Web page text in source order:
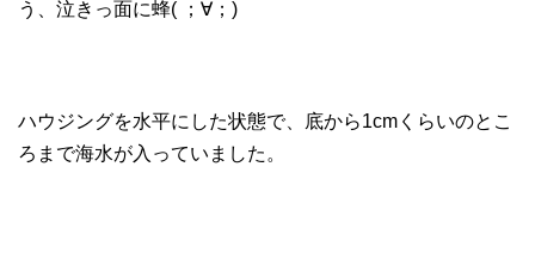
う、泣きっ面に蜂( ；∀；)
ハウジングを水平にした状態で、底から1cmくらいのとこ
ろまで海水が入っていました。